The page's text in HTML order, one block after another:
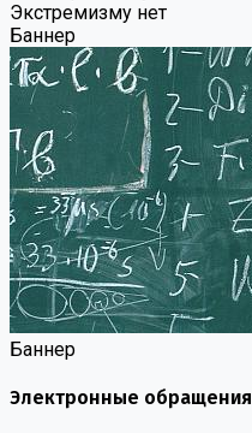
Экстремизму нет
Баннер
Баннер
Электронные обращения